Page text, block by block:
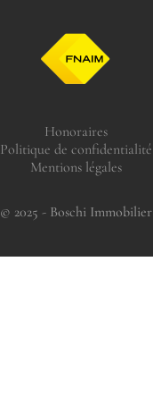
Honoraires
Politique de confidentialité
Mentions légales
© 2025 - Boschi Immobilier